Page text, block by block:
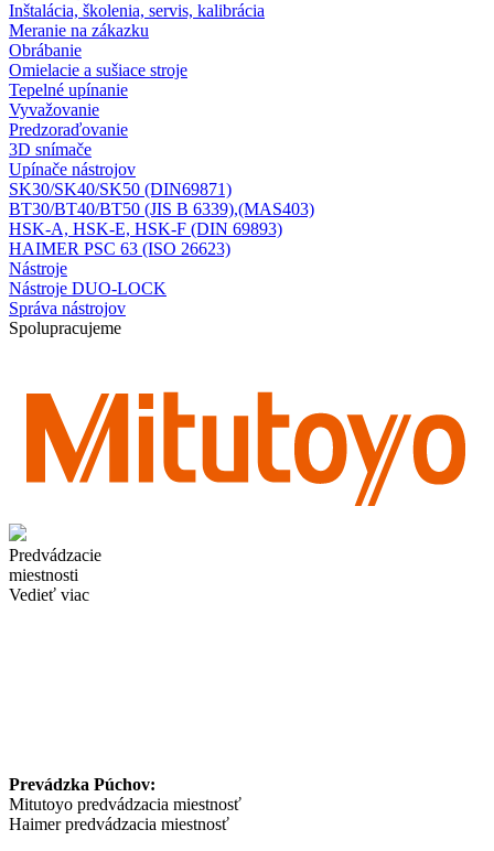
Inštalácia, školenia, servis, kalibrácia
Meranie na zákazku
Obrábanie
Omielacie a sušiace stroje
Tepelné upínanie
Vyvažovanie
Predzoraďovanie
3D snímače
Upínače nástrojov
SK30/SK40/SK50 (DIN69871)
BT30/BT40/BT50 (JIS B 6339),(MAS403)
HSK-A, HSK-E, HSK-F (DIN 69893)
HAIMER PSC 63 (ISO 26623)
Nástroje
Nástroje DUO-LOCK
Správa nástrojov
Spolupracujeme
Predvádzacie
miestnosti
Vedieť viac
Prevádzka Púchov:
Mitutoyo predvádzacia miestnosť
Haimer predvádzacia miestnosť